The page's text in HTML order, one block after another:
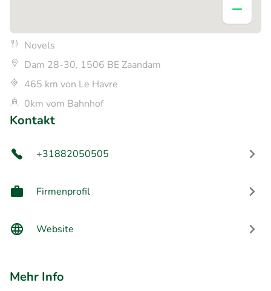
Novels
Dam 28-30, 1506 BE Zaandam
465 km von Le Havre
0km vom Bahnhof
Kontakt
+31882050505
Firmenprofil
Website
Mehr Info